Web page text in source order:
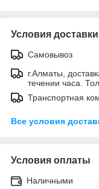
Условия доставки
Самовывоз
г.Алматы,
течении часа.
Транспортная
Все условия
Условия оплаты
Наличными